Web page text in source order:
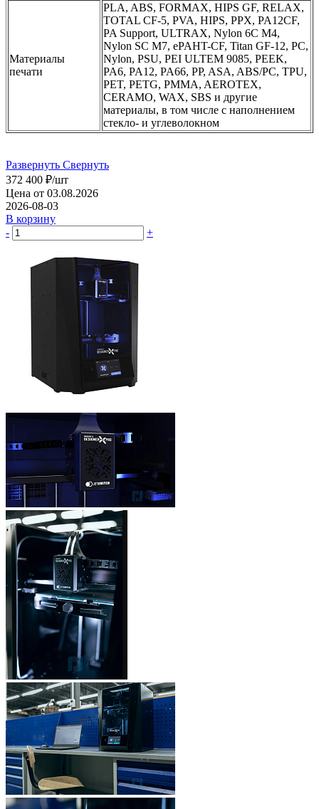
Материалы
печати
PLA, ABS, FORMAX, HIPS GF, RELAX,
TOTAL CF-5, PVA, HIPS, PPX, PA12CF,
PA Support, ULTRAX, Nylon 6C M4,
Nylon SC M7, ePAHT-CF, Titan GF-12, PC,
Nylon, PSU, PEI ULTEM 9085, PEEK,
PA6, PA12, PA66, PP, ASA, ABS/PC, TPU,
PET, PETG, PMMA, AEROTEX,
CERAMO, WAX, SBS и другие
материалы, в том числе с наполнением
стекло- и углеволокном
Развернуть Свернуть
372 400 ₽/шт
Цена от 03.08.2026
2026-08-03
В корзину
-
+